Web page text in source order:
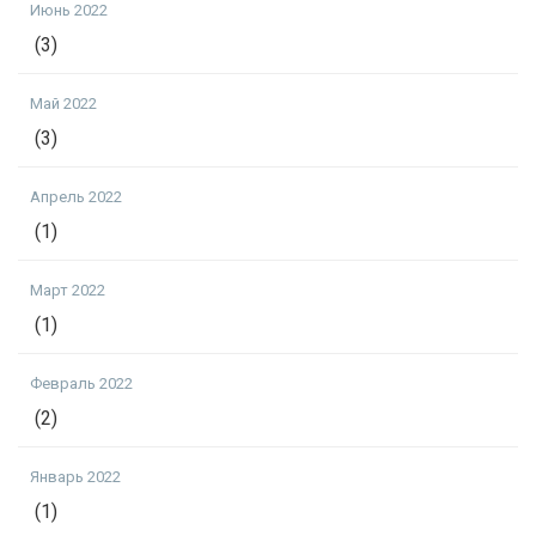
Июнь 2022
(3)
Май 2022
(3)
Апрель 2022
(1)
Март 2022
(1)
Февраль 2022
(2)
Январь 2022
(1)